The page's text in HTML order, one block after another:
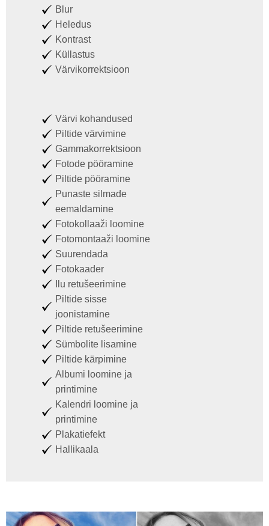
Blur
Heledus
Kontrast
Küllastus
Värvikorrektsioon
Värvi kohandused
Piltide värvimine
Gammakorrektsioon
Fotode pööramine
Piltide pööramine
Punaste silmade
eemaldamine
Fotokollaaži loomine
Fotomontaaži loomine
Suurendada
Fotokaader
Ilu retušeerimine
Piltide sisse
joonistamine
Piltide retušeerimine
Sümbolite lisamine
Piltide kärpimine
Albumi loomine ja
printimine
Kalendri loomine ja
printimine
Plakatiefekt
Hallikaala